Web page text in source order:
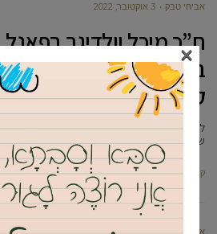
אביחי טבק 3 אוקטובר, 2022
ח”כ מיכל וולדיגר
באולפנת גבעת שמואל:
קיצונית”
לקראת הבחירות לכנסת ה-
שמואל פאנל בחירות, בהשתתפותן של תלמידות
קרא עוד ←
‫אליאור כהן
×